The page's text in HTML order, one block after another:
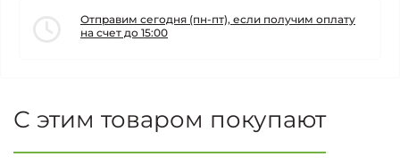
Отправим сегодня (пн-пт), если получим оплату
на счет до 15:00
С этим товаром покупают